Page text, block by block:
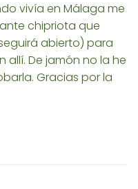
vivía en Málaga me
chipriota que
abierto) para
De jamón no la he
Gracias por la